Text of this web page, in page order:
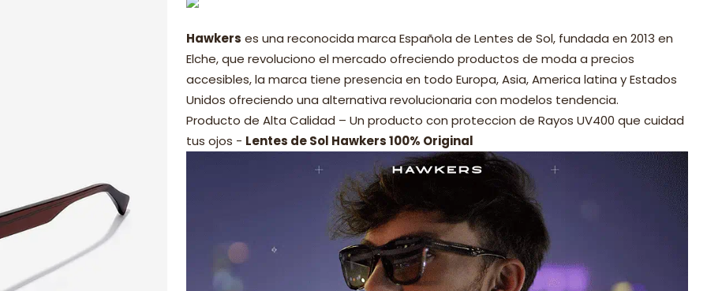
Hawkers es una reconocida marca Española de Lentes de Sol, fundada en 2013 en
Elche, que revoluciono el mercado ofreciendo productos de moda a precios
accesibles, la marca tiene presencia en todo Europa, Asia, America latina y Estados
Unidos ofreciendo una alternativa revolucionaria con modelos tendencia.
Producto de Alta Calidad – Un producto con proteccion de Rayos UV400 que cuidad
tus ojos - Lentes de Sol Hawkers 100% Original